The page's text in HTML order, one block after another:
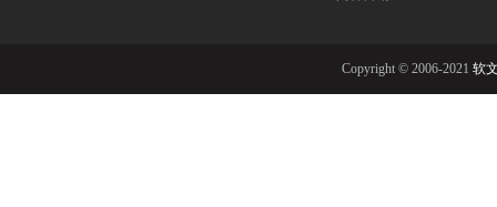
Copyright © 2006-2021 软